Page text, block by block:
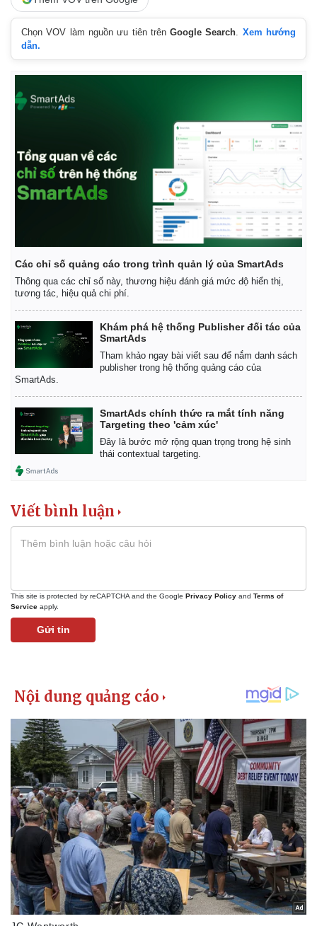
Pháp luật
Vụ án
Chọn VOV làm nguồn ưu tiên trênGoogle Search
Xem hướng
dẫn.
Các chỉ số quảng cáo trong trình quản lý của SmartAds
Thông qua các chỉ số này, thương hiệu đánh giá mức độ hiển thị,
tương tác, hiệu quả chi phí.
Khám phá hệ thống Publisher đối tác của
SmartAds
Tham khảo ngay bài viết sau để nắm danh sách
publisher trong hệ thống quảng cáo của
SmartAds.
SmartAds chính thức ra mắt tính năng
Targeting theo 'cảm xúc'
Đây là bước mở rộng quan trọng trong hệ sinh
thái contextual targeting.
Viết bình luận
This site is protected by reCAPTCHA and the Google Privacy Policy and Terms of
Service apply.
Gửi tin